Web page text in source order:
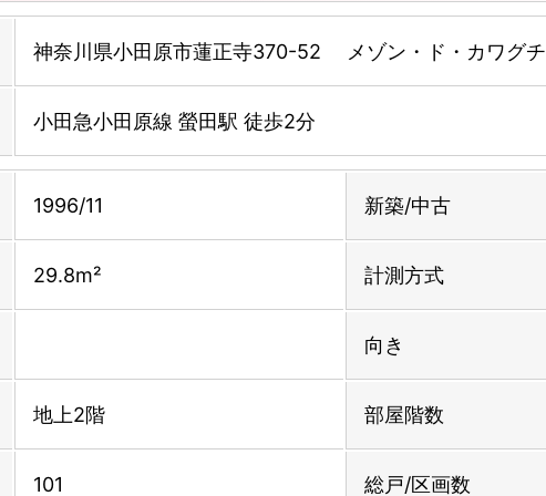
神奈川県小田原市蓮正寺370-52 メゾン・ド・カワグチ
小田急小田原線 螢田駅 徒歩2分
1996/11 新築/中古
29.8m² 計測方式
向き
地上2階 部屋階数
101 総戸/区画数